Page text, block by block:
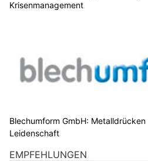
Krisenmanagement
Blechumform GmbH:
Leidenschaft
EMPFEHLUNGEN